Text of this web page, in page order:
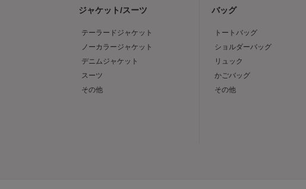
ジャケット/スーツ
テーラードジャケット
ノーカラージャケット
デニムジャケット
スーツ
その他
バッグ
トートバッグ
ショルダーバッグ
リュック
かごバッグ
その他